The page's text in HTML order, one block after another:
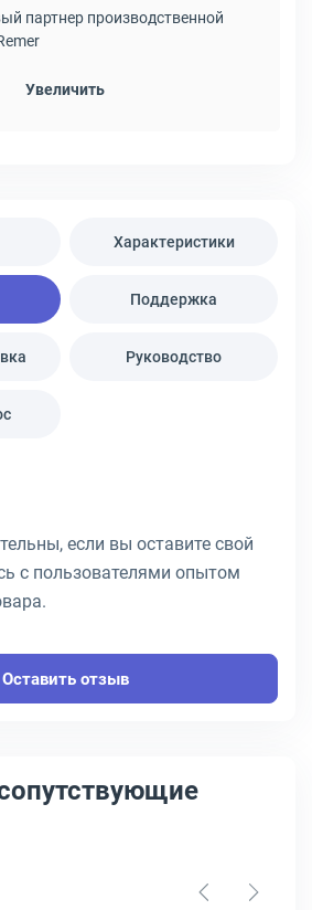
партнер производственной
Увеличить
Характеристики
Поддержка
Руководство
если вы оставите свой
с пользователями опытом
Оставить отзыв